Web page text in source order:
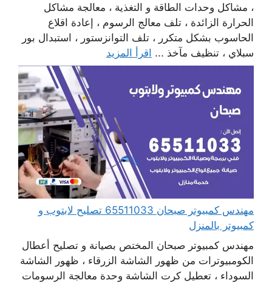
، مشاكل وحدات الطاقة و التغذية ، معالجة مشاكل
الحرارة الزائدة ، تلف معالج الرسوم ، إعادة اقلاع
الحاسوب بشكل متكرر ، تلف التوانزستور ، استبدال بور
سبلاي ، تنظيف مآخذ ... اقرأ المزيد
مهندس كمبيوتر صبحان 65511033 تصليح لابتوب و
كمبيوتر بالمنزل
مهندس كمبيوتر صبحان المختص بصيانة و تصليح أعطال
الكومبيوترات من ظهور الشاشة الزرقاء ، ظهور الشاشة
السوداء ، تعطيل كرت الشاشة وحدة معالجة الرسومات